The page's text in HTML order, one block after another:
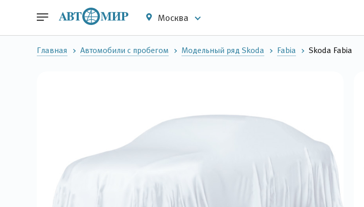
Москва
Главная Автомобили с пробегом Модельный ряд Skoda Fabia Skoda Fabia